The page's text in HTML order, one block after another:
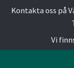
Kontakta oss på
Vi